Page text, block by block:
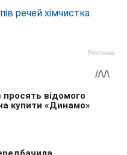
речей хімчистка